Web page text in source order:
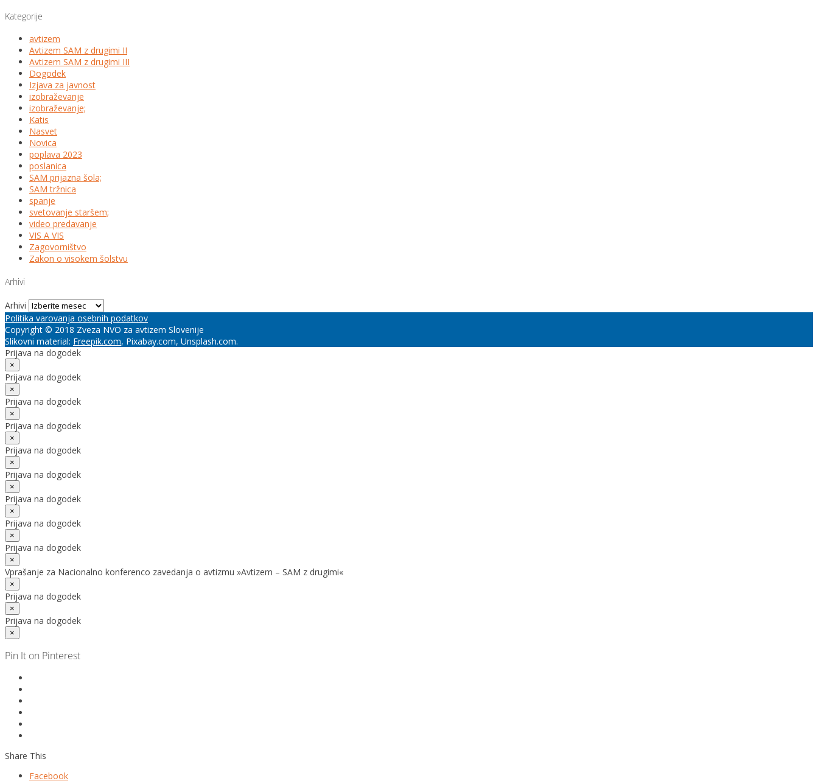
Kategorije
avtizem
Avtizem SAM z drugimi II
Avtizem SAM z drugimi III
Dogodek
Izjava za javnost
izobraževanje
izobraževanje;
Katis
Nasvet
Novica
poplava 2023
poslanica
SAM prijazna šola;
SAM tržnica
spanje
svetovanje staršem;
video predavanje
VIS A VIS
Zagovorništvo
Zakon o visokem šolstvu
Arhivi
Arhivi
Politika varovanja osebnih podatkov
Copyright © 2018 Zveza NVO za avtizem Slovenije
Slikovni material: Freepik.com, Pixabay.com, Unsplash.com.
Prijava na dogodek
×
Prijava na dogodek
×
Prijava na dogodek
×
Prijava na dogodek
×
Prijava na dogodek
×
Prijava na dogodek
×
Prijava na dogodek
×
Prijava na dogodek
×
Prijava na dogodek
×
Vprašanje za Nacionalno konferenco zavedanja o avtizmu »Avtizem – SAM z drugimi«
×
Prijava na dogodek
×
Prijava na dogodek
×
Pin It on Pinterest
Share This
Facebook